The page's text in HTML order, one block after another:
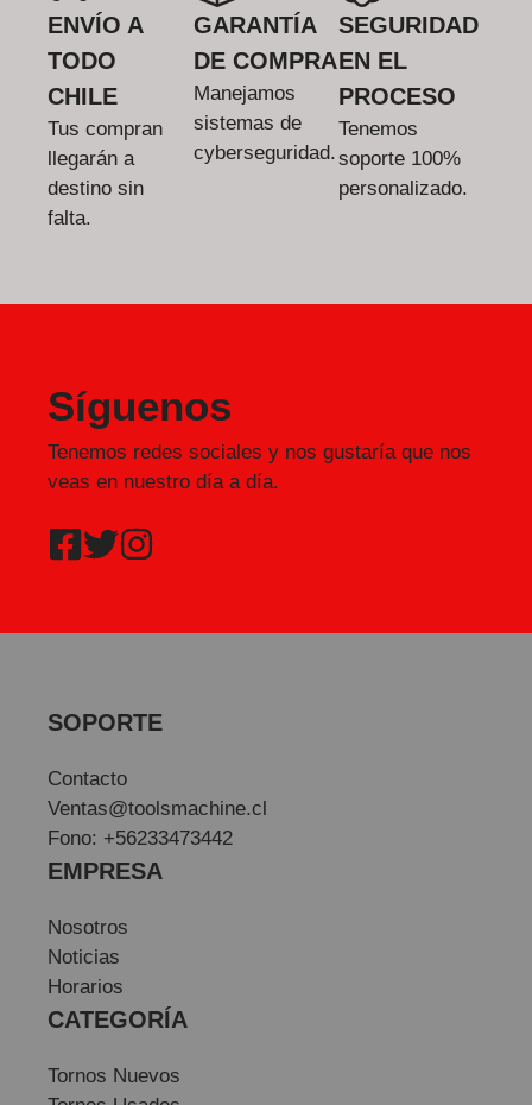
ENVÍO A
TODO
CHILE
Tus compran
llegarán a
destino sin
falta.
GARANTÍA
DE COMPRA
Manejamos
sistemas de
cyberseguridad.
SEGURIDAD
EN EL
PROCESO
Tenemos
soporte 100%
personalizado.
Síguenos
Tenemos redes sociales y nos gustaría que nos
veas en nuestro día a día.
SOPORTE
Contacto
Ventas@toolsmachine.cl
Fono: +56233473442
EMPRESA
Nosotros
Noticias
Horarios
CATEGORÍA
Tornos Nuevos